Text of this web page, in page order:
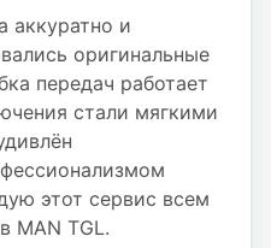
аккуратно и
оригинальные
передач работает
стали мягкими
этот сервис всем
MAN TGL.